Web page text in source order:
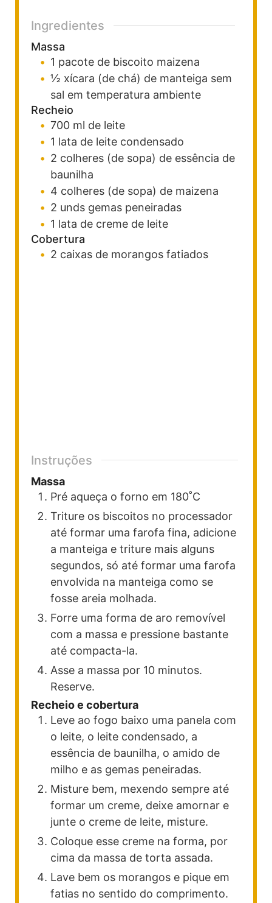
Ingredientes
Massa
1 pacote de biscoito maizena
½ xícara (de chá) de manteiga sem
sal em temperatura ambiente
Recheio
700 ml de leite
1 lata de leite condensado
2 colheres (de sopa) de essência de
baunilha
4 colheres (de sopa) de maizena
2 unds gemas peneiradas
1 lata de creme de leite
Cobertura
2 caixas de morangos fatiados
Instruções
Massa
Pré aqueça o forno em 180˚C
Triture os biscoitos no processador
até formar uma farofa fina, adicione
a manteiga e triture mais alguns
segundos, só até formar uma farofa
envolvida na manteiga como se
fosse areia molhada.
Forre uma forma de aro removível
com a massa e pressione bastante
até compacta-la.
Asse a massa por 10 minutos.
Reserve.
Recheio e cobertura
Leve ao fogo baixo uma panela com
o leite, o leite condensado, a
essência de baunilha, o amido de
milho e as gemas peneiradas.
Misture bem, mexendo sempre até
formar um creme, deixe amornar e
junte o creme de leite, misture.
Coloque esse creme na forma, por
cima da massa de torta assada.
Lave bem os morangos e pique em
fatias no sentido do comprimento.